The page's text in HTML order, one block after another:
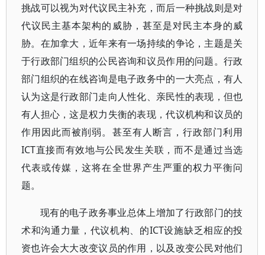
挑战可以视为对代议民主补充，而后一种挑战则是对
代议民主基本架构的威胁，甚至是对民主本身的威
胁。在加拿大，近年来有一场持续的争论，主题是关
于行政部门组织的公民咨询和议员作用的问题。行政
部门组织的在线咨询是电子政务中的一大亮点，有人
认为这是行政部门走向人性化、亲民性的表现，但也
有人担心，这是权力失衡的表现，代议机构和议员的
作用因此而被削弱。甚至有人断言，行政部门利用
ICT直接而有效地与公民发生关联，而不是通过当选
代表或传媒，这将在全世界产生严重的权力平衡问
题。
现有的电子政务事业总体上增加了行政部门的技
术和沟通力量，代议机构、的ICT设施缺乏相应的投
资也许会大大改变议员的作用，以及改变公民对他们